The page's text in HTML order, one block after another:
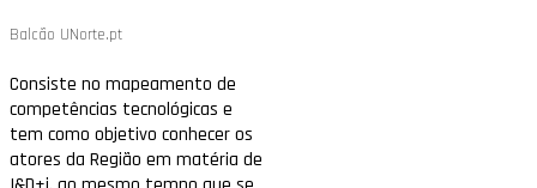
Balcão UNorte.pt
Consiste no mapeamento de
competências tecnológicas e
tem como objetivo conhecer os
atores da Região em matéria de